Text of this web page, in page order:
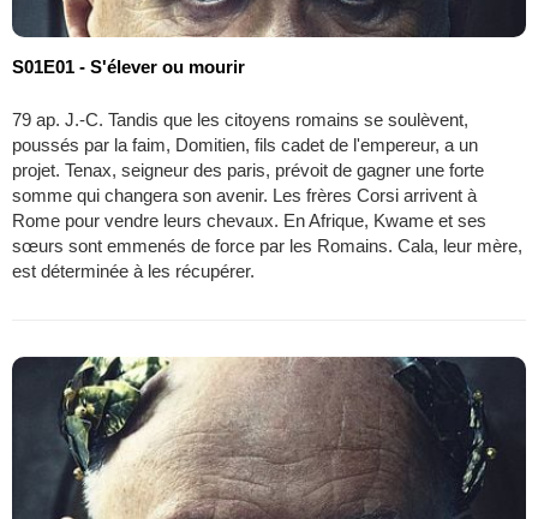
S01E01 - S'élever ou mourir
79 ap. J.-C. Tandis que les citoyens romains se soulèvent,
poussés par la faim, Domitien, fils cadet de l'empereur, a un
projet. Tenax, seigneur des paris, prévoit de gagner une forte
somme qui changera son avenir. Les frères Corsi arrivent à
Rome pour vendre leurs chevaux. En Afrique, Kwame et ses
sœurs sont emmenés de force par les Romains. Cala, leur mère,
est déterminée à les récupérer.